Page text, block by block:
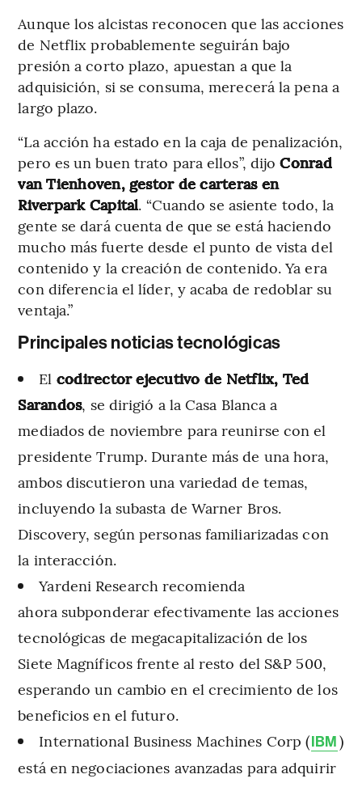
Aunque los alcistas reconocen que las acciones
de Netflix probablemente seguirán bajo
presión a corto plazo, apuestan a que la
adquisición, si se consuma, merecerá la pena a
largo plazo.
“La acción ha estado en la caja de penalización,
pero es un buen trato para ellos”, dijoConrad
van Tienhoven, gestor de carteras en
Riverpark Capital. “Cuando se asiente todo, la
gente se dará cuenta de que se está haciendo
mucho más fuerte desde el punto de vista del
contenido y la creación de contenido. Ya era
con diferencia el líder, y acaba de redoblar su
ventaja.”
Principales noticias tecnológicas
El codirector ejecutivo de Netflix, Ted
Sarandos, se dirigió a la Casa Blanca a
mediados de noviembre para reunirse con el
presidente Trump. Durante más de una hora,
ambos discutieron una variedad de temas,
incluyendo la subasta de Warner Bros.
Discovery, según personas familiarizadas con
la interacción.
Yardeni Research recomienda
ahora subponderar efectivamente las acciones
tecnológicas de megacapitalización de los
Siete Magníficos frente al resto del S&P 500,
esperando un cambio en el crecimiento de los
beneficios en el futuro.
International Business Machines Corp (IBM)
está en negociaciones avanzadas para adquirir